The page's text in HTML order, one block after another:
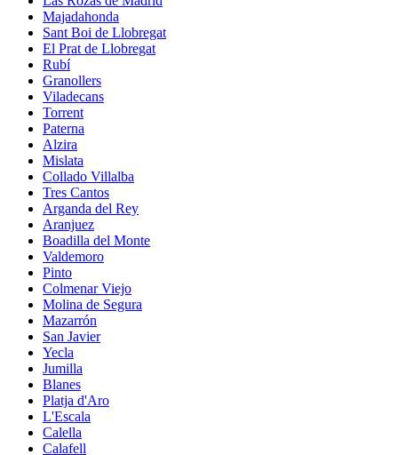
Majadahonda
Sant Boi de Llobregat
El Prat de Llobregat
Rubí
Granollers
Viladecans
Torrent
Paterna
Alzira
Mislata
Collado Villalba
Tres Cantos
Arganda del Rey
Aranjuez
Boadilla del Monte
Valdemoro
Pinto
Colmenar Viejo
Molina de Segura
Mazarrón
San Javier
Yecla
Jumilla
Blanes
Platja d'Aro
L'Escala
Calella
Calafell